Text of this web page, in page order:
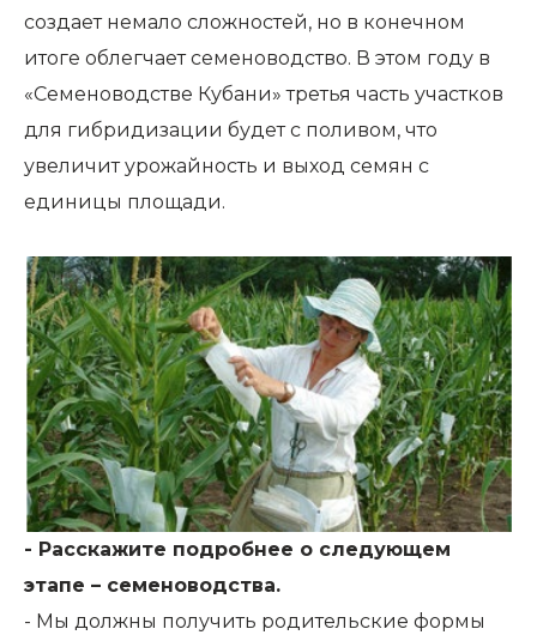
создает немало сложностей, но в конечном
итоге облегчает семеноводство. В этом году в
«Семеноводстве Кубани» третья часть участков
для гибридизации будет с поливом, что
увеличит урожайность и выход семян с
единицы площади.
- Расскажите подробнее о следующем
этапе – семеноводства.
- Мы должны получить родительские формы